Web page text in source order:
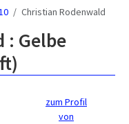
Christian Rodenwald
: Gelbe
zum Profil
von